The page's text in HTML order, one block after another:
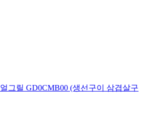
그릴 GD0CMB00 (생선구이 삼겹살구